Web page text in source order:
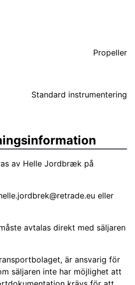
Propeller
Standard instrumentering
av Helle Jordbræk på
eller
avtalas direkt med säljaren
är ansvarig för
säljaren inte har möjlighet att